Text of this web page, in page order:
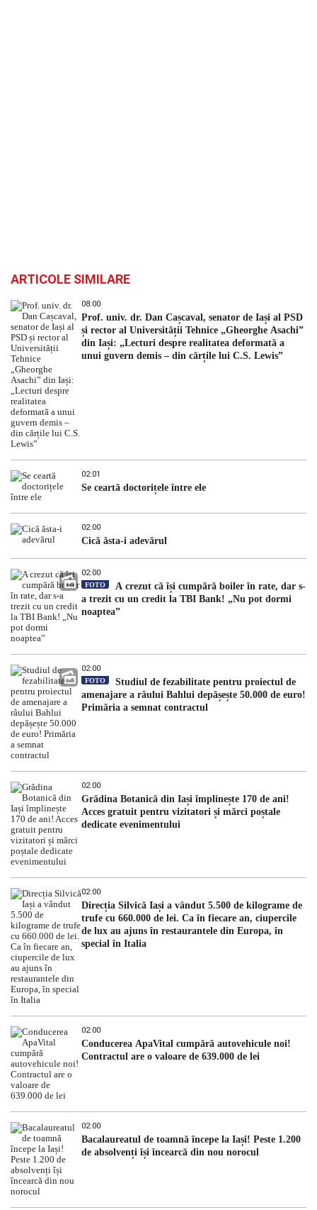
ARTICOLE SIMILARE
08:00
Prof. univ. dr. Dan Cașcaval, senator de Iași al PSD
și rector al Universității Tehnice „Gheorghe Asachi”
din Iași: „Lecturi despre realitatea deformată a
unui guvern demis – din cărțile lui C.S. Lewis”
02:01
Se ceartă doctorițele între ele
02:00
Cică ăsta-i adevărul
02:00
FOTO
A crezut că își cumpără boiler în rate, dar s-
a trezit cu un credit la TBI Bank! „Nu pot dormi
noaptea”
02:00
FOTO
Studiul de fezabilitate pentru proiectul de
amenajare a râului Bahlui depășește 50.000 de euro!
Primăria a semnat contractul
02:00
Grădina Botanică din Iași împlinește 170 de ani!
Acces gratuit pentru vizitatori și mărci poștale
dedicate evenimentului
02:00
Direcția Silvică Iași a vândut 5.500 de kilograme de
trufe cu 660.000 de lei. Ca în fiecare an, ciupercile
de lux au ajuns în restaurantele din Europa, în
special în Italia
02:00
Conducerea ApaVital cumpără autovehicule noi!
Contractul are o valoare de 639.000 de lei
02:00
Bacalaureatul de toamnă începe la Iași! Peste 1.200
de absolvenți își încearcă din nou norocul